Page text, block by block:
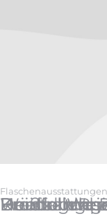
Flaschenausstattungen
Kunde: Weingärtner Willsbach Briefing: Produktdesign für Weinrange, silberner Hintergrund. Druck